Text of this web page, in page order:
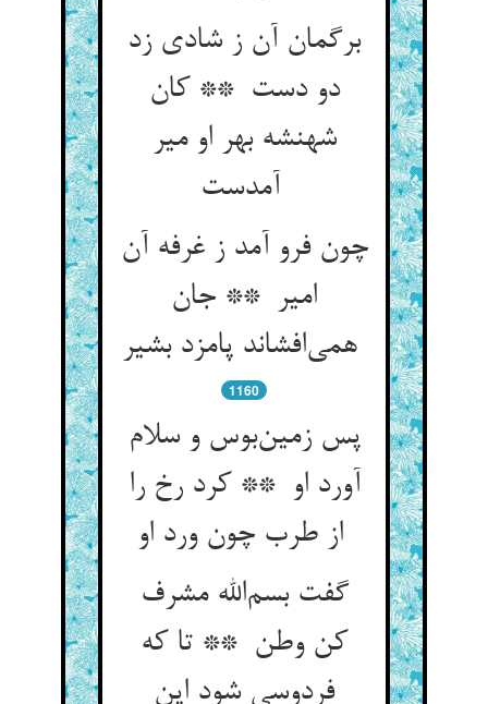
برگمان آن ز شادی زد
دو دست ** کان
شهنشه بهر او میر
چون فرو آمد ز غرفه آن
امیر ** جان
1160
پس زمین‌بوس و سلام
آورد او ** کرد رخ را
از طرب چون ورد او
گفت بسم‌الله مشرف
کن وطن ** تا که
فردوسی شود این